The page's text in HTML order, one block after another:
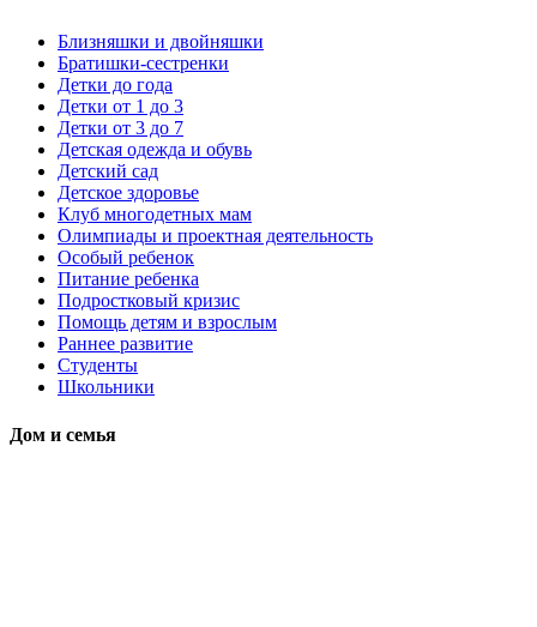
Близняшки и двойняшки
Братишки-сестренки
Детки до года
Детки от 1 до 3
Детки от 3 до 7
Детская одежда и обувь
Детский сад
Детское здоровье
Клуб многодетных мам
Олимпиады и проектная деятельность
Особый ребенок
Питание ребенка
Подростковый кризис
Помощь детям и взрослым
Раннее развитие
Студенты
Школьники
Дом и семья